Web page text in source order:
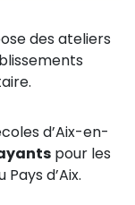
des ateliers
d’Aix-en-
pour les
d’Aix.